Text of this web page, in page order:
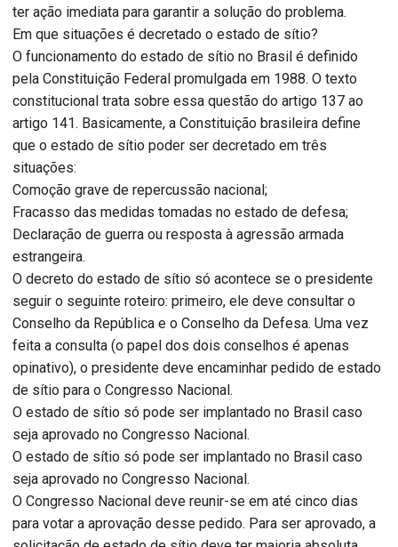
ter ação imediata para garantir a solução do problema.
Em que situações é decretado o estado de sítio?
O funcionamento do estado de sítio no Brasil é definido
pela Constituição Federal promulgada em 1988. O texto
constitucional trata sobre essa questão do artigo 137 ao
artigo 141. Basicamente, a Constituição brasileira define
que o estado de sítio poder ser decretado em três
situações:
Comoção grave de repercussão nacional;
Fracasso das medidas tomadas no estado de defesa;
Declaração de guerra ou resposta à agressão armada
estrangeira.
O decreto do estado de sítio só acontece se o presidente
seguir o seguinte roteiro: primeiro, ele deve consultar o
Conselho da República e o Conselho da Defesa. Uma vez
feita a consulta (o papel dos dois conselhos é apenas
opinativo), o presidente deve encaminhar pedido de estado
de sítio para o Congresso Nacional.
O estado de sítio só pode ser implantado no Brasil caso
seja aprovado no Congresso Nacional.
O estado de sítio só pode ser implantado no Brasil caso
seja aprovado no Congresso Nacional.
O Congresso Nacional deve reunir-se em até cinco dias
para votar a aprovação desse pedido. Para ser aprovado, a